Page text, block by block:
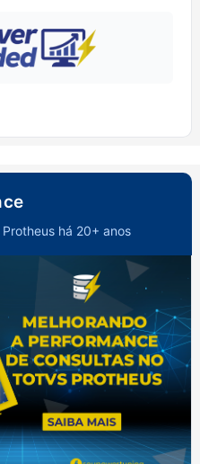
há 20+ anos